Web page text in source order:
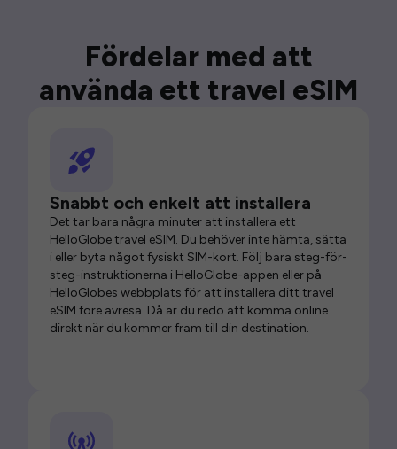
Fördelar med att
använda ett travel eSIM
Snabbt och enkelt att installera
Det tar bara några minuter att installera ett
HelloGlobe travel eSIM. Du behöver inte hämta, sätta
i eller byta något fysiskt SIM-kort. Följ bara steg-för-
steg-instruktionerna i HelloGlobe-appen eller på
HelloGlobes webbplats för att installera ditt travel
eSIM före avresa. Då är du redo att komma online
direkt när du kommer fram till din destination.